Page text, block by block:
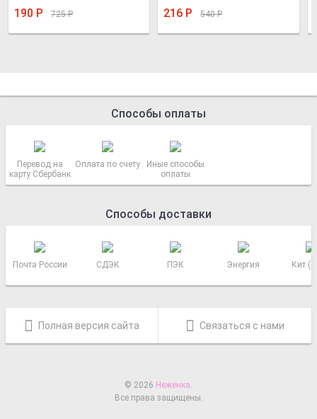
190 Р 725Р 216 Р 540Р
Способы оплаты
Перевод на
карту Сбербанк
Оплата по счету
Иные способы
оплаты
Способы доставки
Почта России СДЭК ПЭК Энергия Кит
Полная версия сайта Связаться с нами
© 2026 Неженка.
Все права защищены.